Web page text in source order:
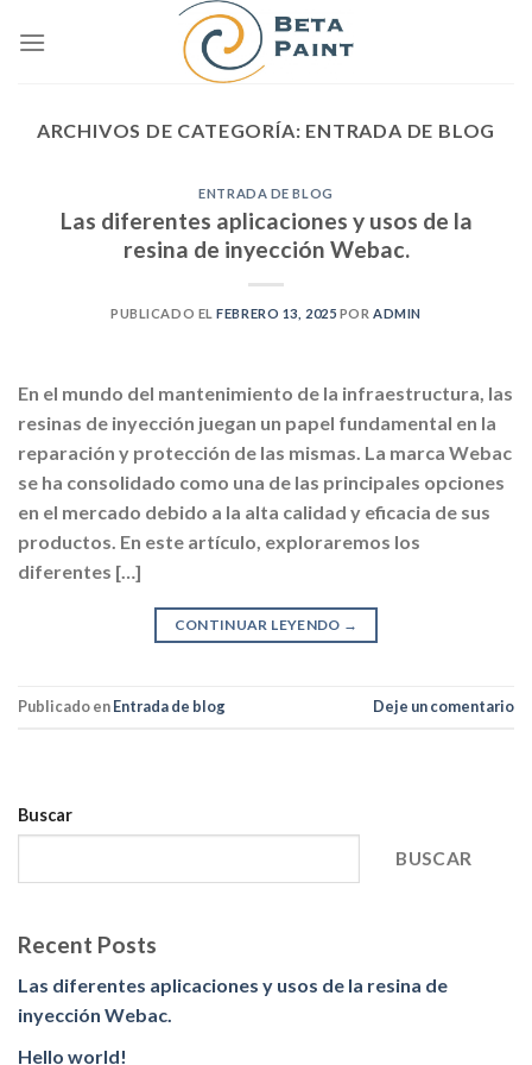
ARCHIVOS DE CATEGORÍA: ENTRADA DE BLOG
ENTRADA DE BLOG
Las diferentes aplicaciones y usos de la
resina de inyección Webac.
PUBLICADO ELFEBRERO 13, 2025 POR ADMIN
En el mundo del mantenimiento de la infraestructura, las
resinas de inyección juegan un papel fundamental en la
reparación y protección de las mismas. La marca Webac
se ha consolidado como una de las principales opciones
en el mercado debido a la alta calidad y eficacia de sus
productos. En este artículo, exploraremos los
diferentes […]
CONTINUAR LEYENDO →
Publicado enEntrada de blog Deje un comentario
Buscar
BUSCAR
Recent Posts
Las diferentes aplicaciones y usos de la resina de
inyección Webac.
Hello world!